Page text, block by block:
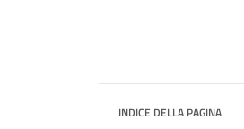
INDICE DELLA PAGINA